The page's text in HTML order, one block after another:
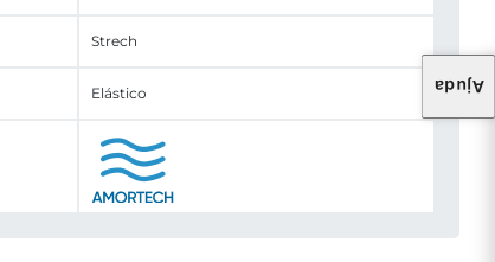
Ajuda
Strech
Elástico